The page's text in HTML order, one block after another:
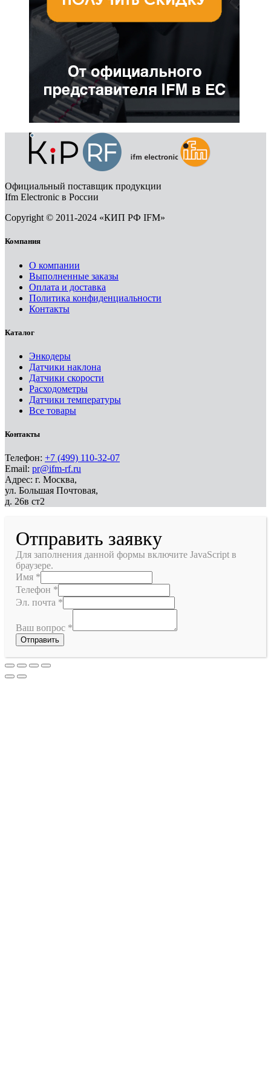
Официальный поставщик продукции
Ifm Electronic в России
Copyright © 2011-2024 «КИП РФ IFM»
Компания
О компании
Выполненные заказы
Оплата и доставка
Политика конфиденциальности
Контакты
Каталог
Энкодеры
Датчики наклона
Датчики скорости
Расходометры
Датчики температуры
Все товары
Контакты
Телефон: +7 (499) 110-32-07
Email: pr@ifm-rf.ru
Адрес: г. Москва,
ул. Большая Почтовая,
д. 26в ст2
Отправить заявку
Для заполнения данной формы включите JavaScript в
браузере.
Имя *
Телефон *
Эл. почта *
Ваш вопрос *
Отправить